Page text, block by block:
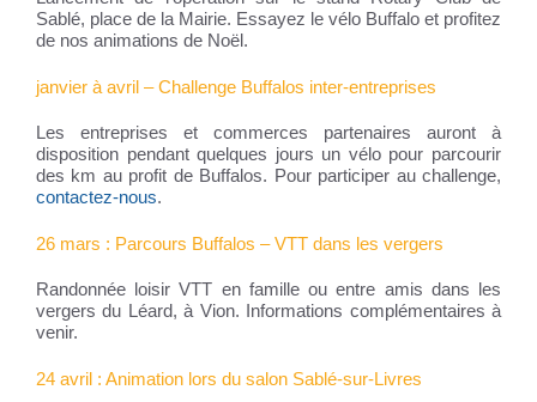
Sablé, place de la Mairie. Essayez le vélo Buffalo et profitez
de nos animations de Noël.
janvier à avril – Challenge Buffalos inter-­entreprises
Les entreprises et commerces partenaires auront à
disposition pendant quelques jours un vélo pour parcourir
des km au profit de Buffalos. Pour participer au challenge,
contactez-nous.
26 mars : Parcours Buffalos – VTT dans les vergers
Randonnée loisir VTT en famille ou entre amis dans les
vergers du Léard, à Vion. Informations complémentaires à
venir.
24 avril : Animation lors du salon Sablé-sur-Livres